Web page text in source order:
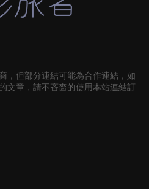
，但部分連結可能為合作連結，如
文章，請不吝嗇的使用本站連結訂